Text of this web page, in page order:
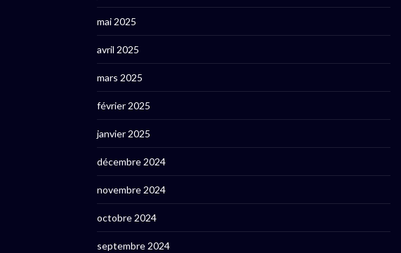
mai 2025
avril 2025
mars 2025
février 2025
janvier 2025
décembre 2024
novembre 2024
octobre 2024
septembre 2024